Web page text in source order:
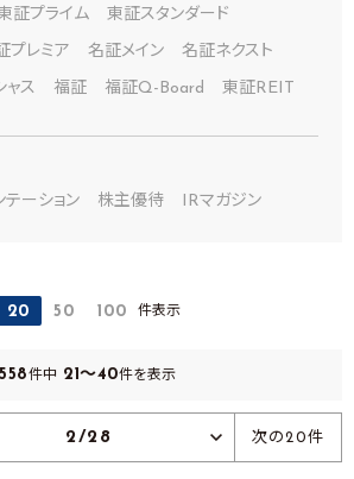
証プライム 東証スタンダード
プレミア 名証メイン 名証ネクスト
ャス 福証 福証Q-Board 東証REIT
テーション 株主優待 IRマガジン
20 50 100 件表示
558件中 21～40件を表示
2/28 次の20件